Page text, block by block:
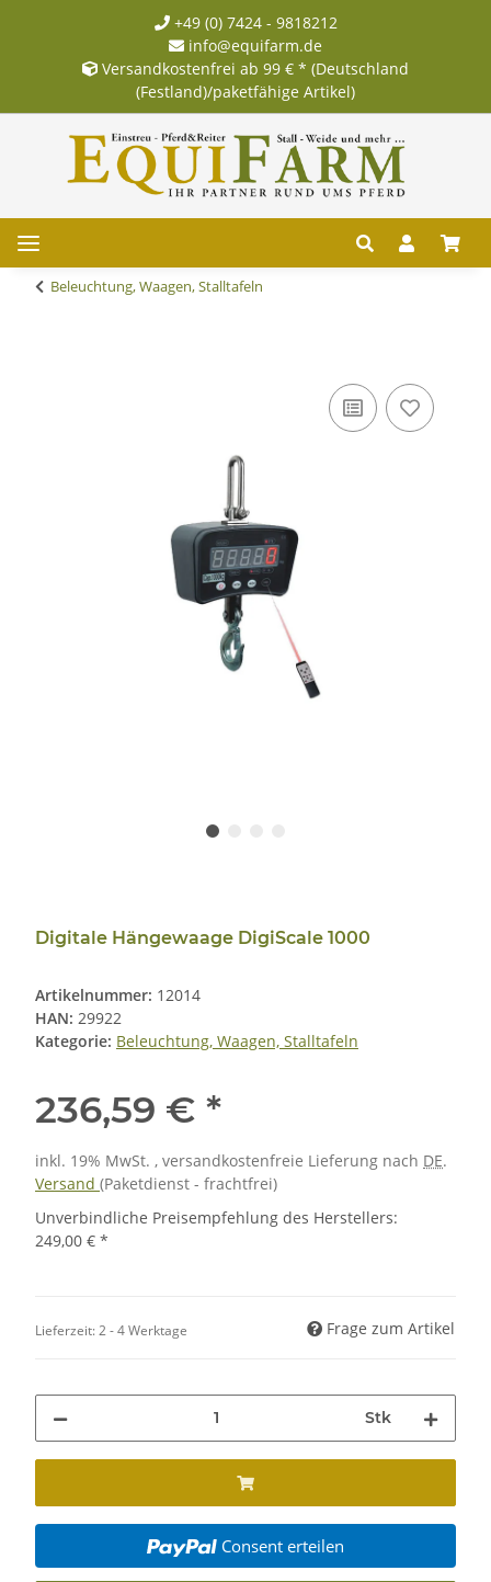
+49 (0) 7424 - 9818212
info@equifarm.de
Versandkostenfrei ab 99 € * (Deutschland
(Festland)/paketfähige Artikel)
Beleuchtung, Waagen, Stalltafeln
Digitale Hängewaage DigiScale 1000
Artikelnummer: 12014
HAN: 29922
Kategorie: Beleuchtung, Waagen, Stalltafeln
236,59 € *
inkl. 19% MwSt. , versandkostenfreie Lieferung nach DE.
Versand (Paketdienst - frachtfrei)
Unverbindliche Preisempfehlung des Herstellers:
249,00 € *
Lieferzeit:2 - 4 Werktage Frage zum Artikel
Stk
Consent erteilen